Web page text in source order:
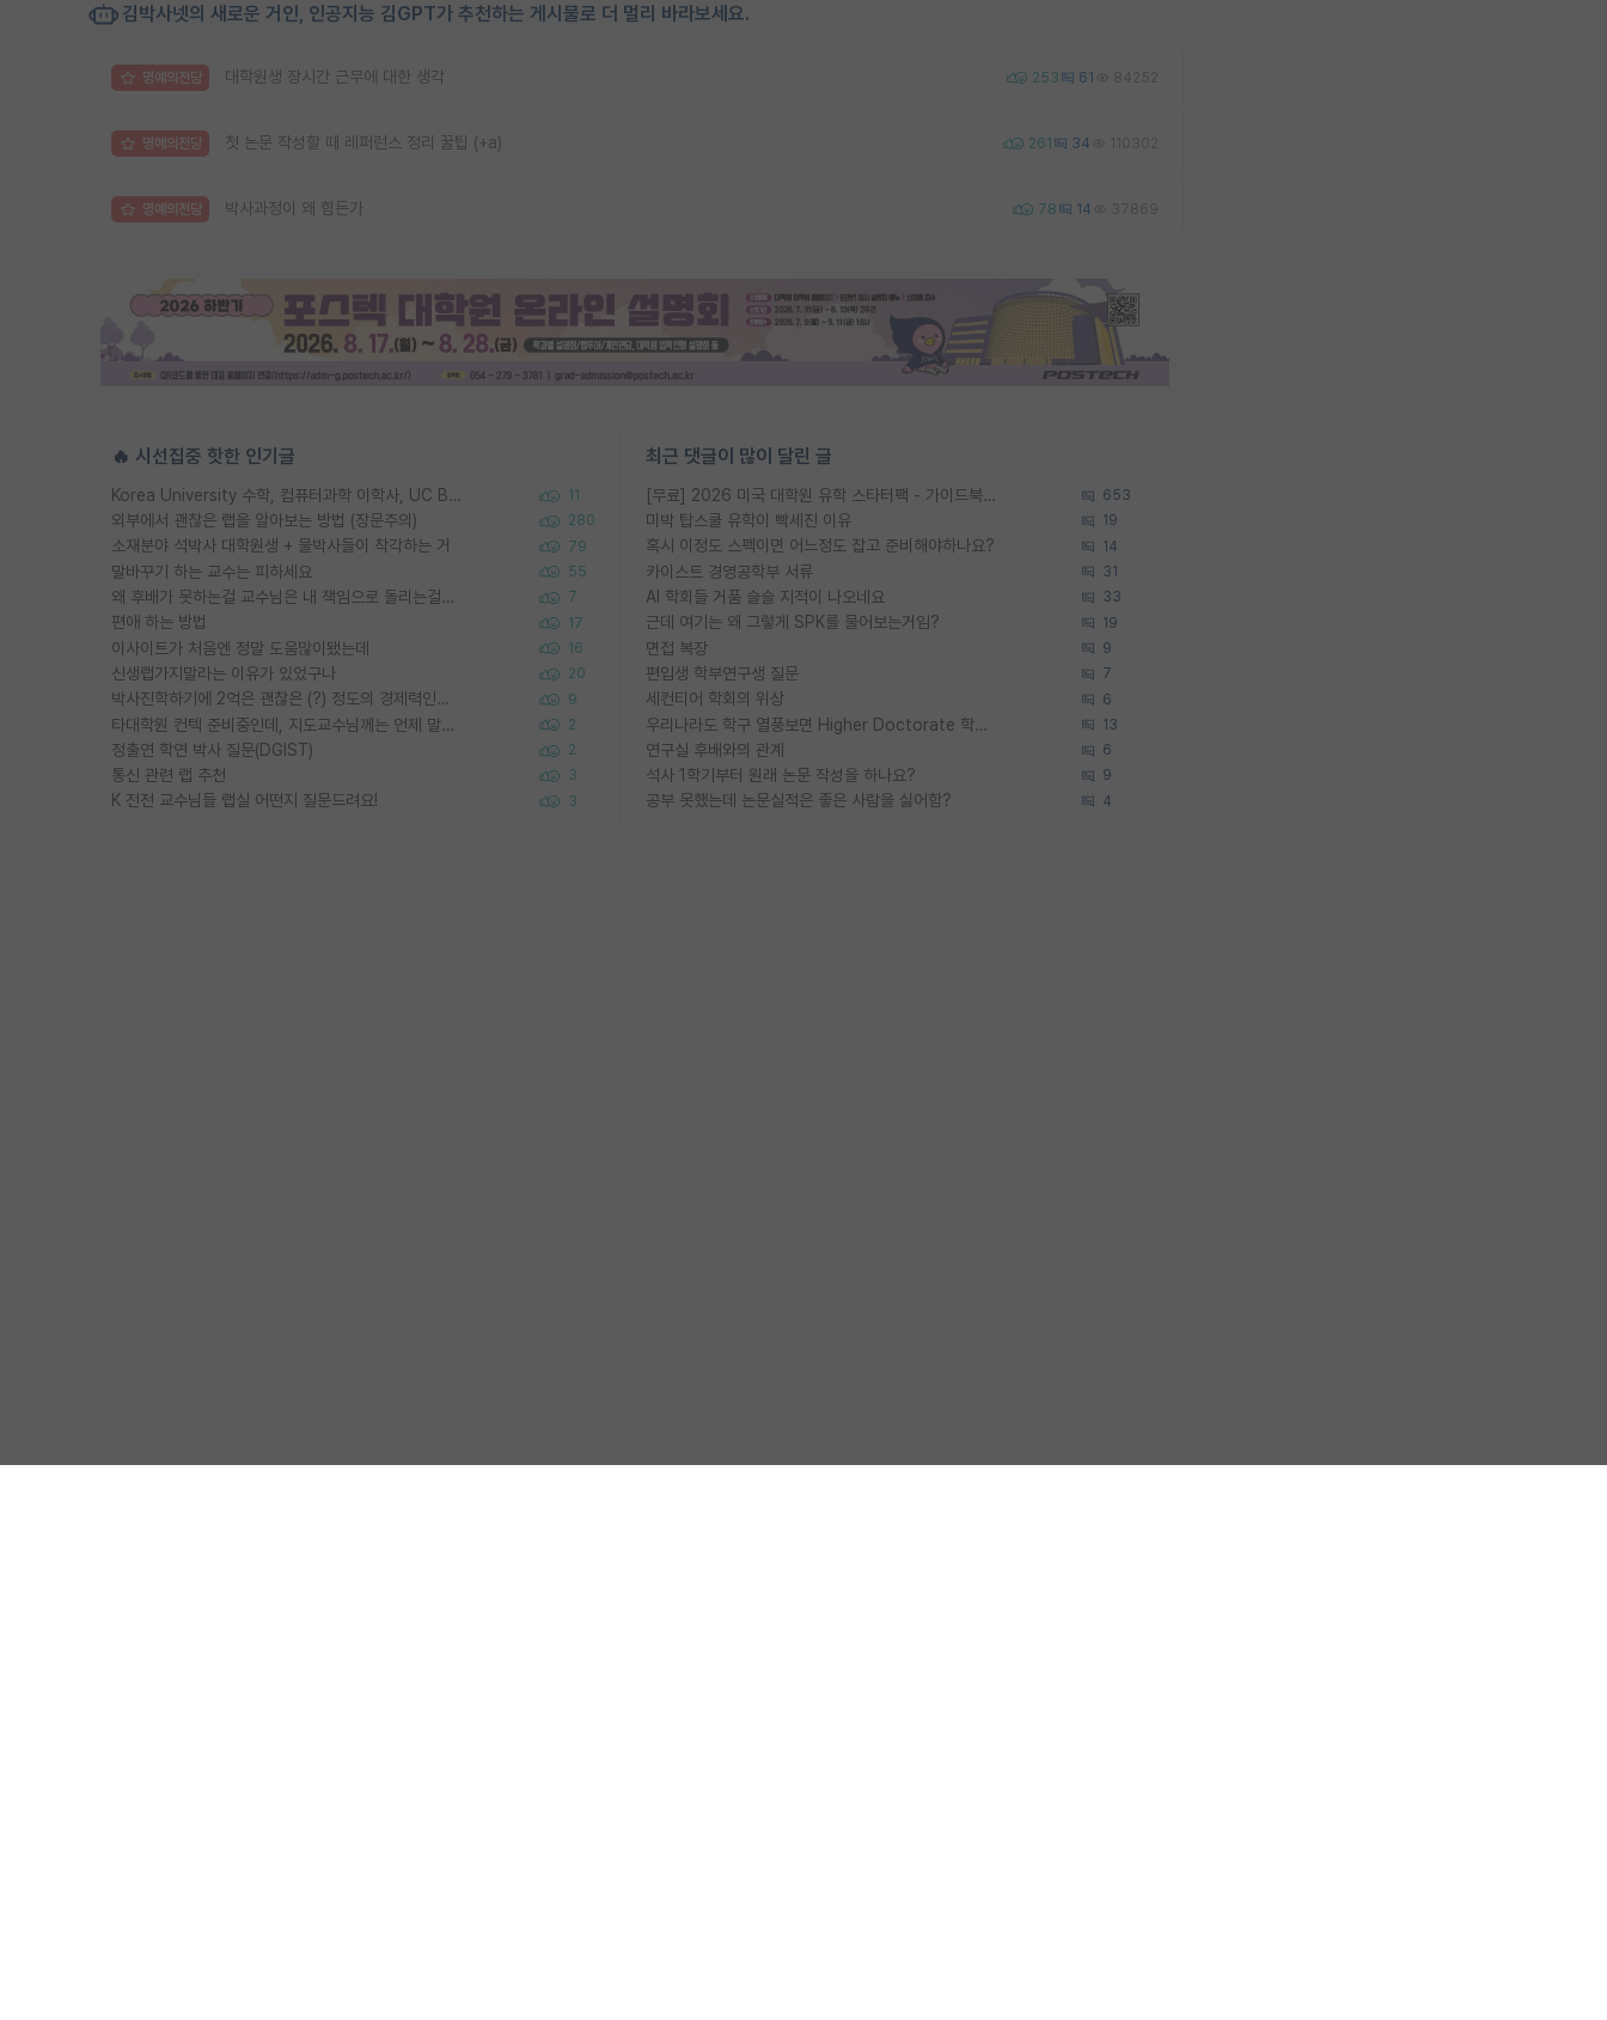
김박사넷의 새로운 거인, 인공지능 김GPT가 추천하는 게시물로 더 멀리 바라보세요.
명예의전당 대학원생 장시간 근무에 대한 생각 253 61 84252
명예의전당 첫 논문 작성할 때 레퍼런스 정리 꿀팁 (+a) 261 34 110302
명예의전당 박사과정이 왜 힘든가 78 14 37869
🔥 시선집중 핫한 인기글
Korea University 수학, 컴퓨터과학 이학사, UC Berkeley 산업공학 대학원 공학박사가 되는 것은 쉽지 않겠죠? 11
외부에서 괜찮은 랩을 알아보는 방법 (장문주의) 280
소재분야 석박사 대학원생 + 물박사들이 착각하는 거 79
말바꾸기 하는 교수는 피하세요 55
왜 후배가 못하는걸 교수님은 내 책임으로 돌리는걸까요? 7
편애 하는 방법 17
이사이트가 처음엔 정말 도움많이됐는데 16
신생랩가지말라는 이유가 있었구나 20
박사진학하기에 2억은 괜찮은 (?) 정도의 경제력인가요 9
타대학원 컨텍 준비중인데, 지도교수님께는 언제 말씀드려야 할까요? 2
정출연 학연 박사 질문(DGIST) 2
통신 관련 랩 추천 3
K 전전 교수님들 랩실 어떤지 질문드려요! 3
최근 댓글이 많이 달린 글
[무료] 2026 미국 대학원 유학 스타터팩 - 가이드북 & 합격자 컨택메일 템플릿 653
미박 탑스쿨 유학이 빡세진 이유 19
혹시 이정도 스펙이면 어느정도 잡고 준비해야하나요? 14
카이스트 경영공학부 서류 31
AI 학회들 거품 슬슬 지적이 나오네요 33
근데 여기는 왜 그렇게 SPK를 물어보는거임? 19
면접 복장 9
편입생 학부연구생 질문 7
세컨티어 학회의 위상 6
우리나라도 학구 열풍보면 Higher Doctorate 학위가 필요하다고 봅니다. 13
연구실 후배와의 관계 6
석사 1학기부터 원래 논문 작성을 하나요? 9
공부 못했는데 논문실적은 좋은 사람을 싫어함? 4